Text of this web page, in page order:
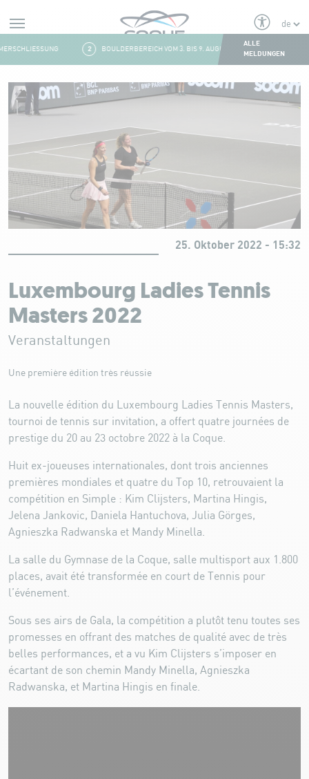
Aller au contenu
2 BOULDERBEREICH VOM 3. BIS 9. AUGUST GESCHLOSSEN
ALLE
MELDUNGEN
25. Oktober 2022 - 15:32
Luxembourg Ladies Tennis
Masters 2022
Veranstaltungen
Une première édition très réussie
La nouvelle édition du Luxembourg Ladies Tennis Masters,
tournoi de tennis sur invitation, a offert quatre journées de
prestige du 20 au 23 octobre 2022 à la Coque.
Huit ex-joueuses internationales, dont trois anciennes
premières mondiales et quatre du Top 10, retrouvaient la
compétition en Simple : Kim Clijsters, Martina Hingis,
Jelena Jankovic, Daniela Hantuchova, Julia Görges,
Agnieszka Radwanska et Mandy Minella.
La salle du Gymnase de la Coque, salle multisport aux 1.800
places, avait été transformée en court de Tennis pour
l’événement.
Sous ses airs de Gala, la compétition a plutôt tenu toutes ses
promesses en offrant des matches de qualité avec de très
belles performances, et a vu Kim Clijsters s’imposer en
écartant de son chemin Mandy Minella, Agnieszka
Radwanska, et Martina Hingis en finale.